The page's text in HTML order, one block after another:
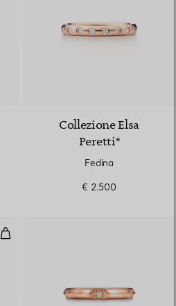
Collezione Elsa
Peretti®
Fedina
€ 2.500
Fedina abbinabile